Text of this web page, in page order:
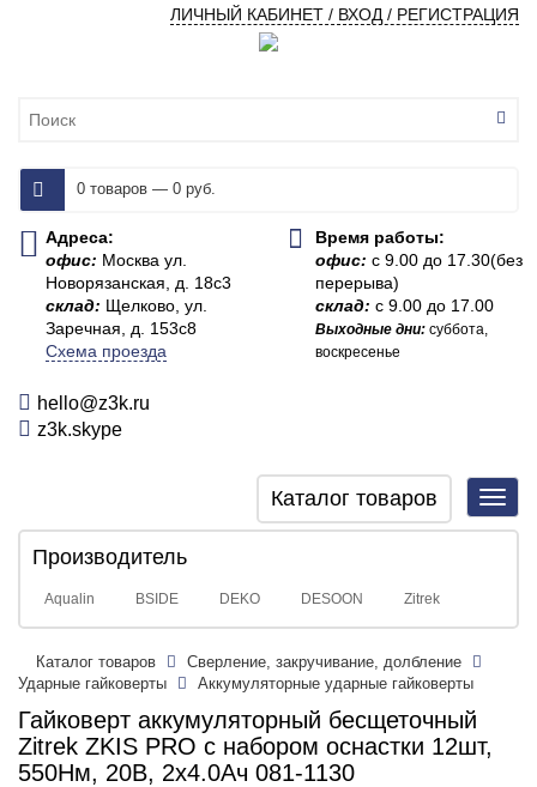
ЛИЧНЫЙ КАБИНЕТ / ВХОД / РЕГИСТРАЦИЯ
0 товаров — 0 руб.
Адреса:
офис: Москва ул.
Новорязанская, д. 18с3
склад: Щелково, ул.
Заречная, д. 153с8
Схема проезда
Время работы:
офис:с 9.00 до 17.30(без
перерыва)
склад:с 9.00 до 17.00
Выходные дни:суббота,
воскресенье
hello@z3k.ru
z3k.skype
Каталог товаров
Производитель
Aqualin BSIDE DEKO DESOON Zitrek
Каталог товаров
Сверление, закручивание, долбление
Ударные гайковерты
Аккумуляторные ударные гайковерты
Гайковерт аккумуляторный бесщеточный
Zitrek ZKIS PRO с набором оснастки 12шт,
550Нм, 20В, 2x4.0Ач 081-1130